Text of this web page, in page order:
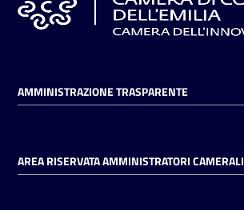
AMMINISTRAZIONE TRASPARENTE
AREA RISERVATA AMMINISTRATORI CAMERALI